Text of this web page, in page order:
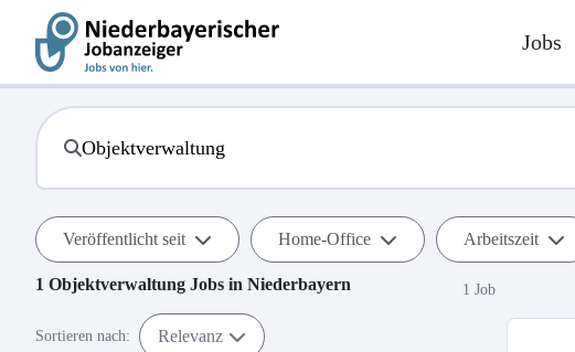
Jobs
Veröffentlicht seit Home-Office Arbeitszeit
1 Objektverwaltung Jobs in Niederbayern 1 Job
Sortieren nach: Relevanz